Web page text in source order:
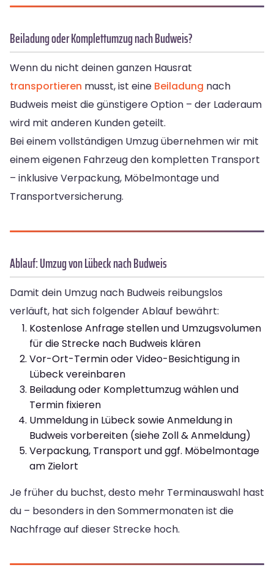
Beiladung oder Komplettumzug nach Budweis?
Wenn du nicht deinen ganzen Hausrat
transportieren musst, ist eine Beiladung nach
Budweis meist die günstigere Option – der Laderaum
wird mit anderen Kunden geteilt.
Bei einem vollständigen Umzug übernehmen wir mit
einem eigenen Fahrzeug den kompletten Transport
– inklusive Verpackung, Möbelmontage und
Transportversicherung.
Ablauf: Umzug von Lübeck nach Budweis
Damit dein Umzug nach Budweis reibungslos
verläuft, hat sich folgender Ablauf bewährt:
Kostenlose Anfrage stellen und Umzugsvolumen
für die Strecke nach Budweis klären
Vor-Ort-Termin oder Video-Besichtigung in
Lübeck vereinbaren
Beiladung oder Komplettumzug wählen und
Termin fixieren
Ummeldung in Lübeck sowie Anmeldung in
Budweis vorbereiten (siehe Zoll & Anmeldung)
Verpackung, Transport und ggf. Möbelmontage
am Zielort
Je früher du buchst, desto mehr Terminauswahl hast
du – besonders in den Sommermonaten ist die
Nachfrage auf dieser Strecke hoch.